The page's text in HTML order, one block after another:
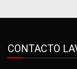
CONTACTO